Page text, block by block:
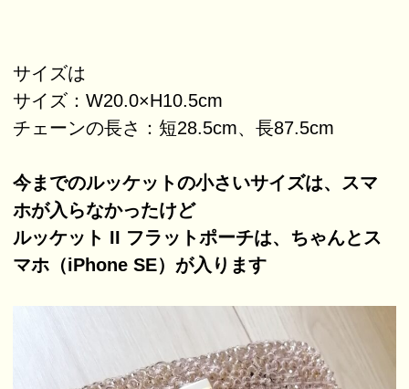
サイズは
サイズ：W20.0×H10.5cm
チェーンの長さ：短28.5cm、長87.5cm
今までのルッケットの小さいサイズは、スマ
ホが入らなかったけど
ルッケット II フラットポーチは、ちゃんとス
マホ（iPhone SE）が入ります